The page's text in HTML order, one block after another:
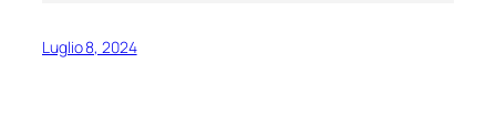
Luglio 8, 2024